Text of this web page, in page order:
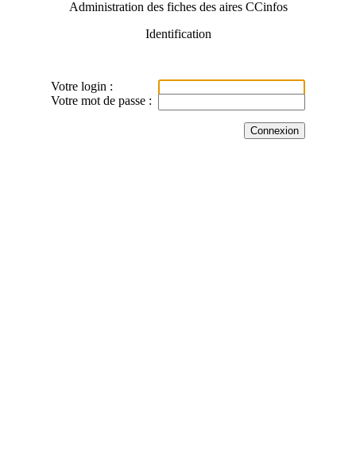
Administration des fiches des aires CCinfos
Identification
Votre login :
Votre mot de passe :